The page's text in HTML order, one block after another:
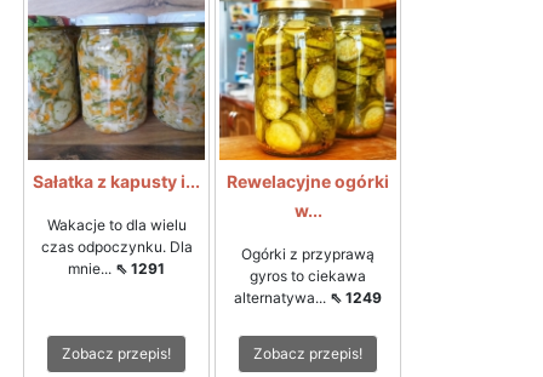
Sałatka z kapusty i...
Wakacje to dla wielu
czas odpoczynku. Dla
mnie... ⇖ 1291
Zobacz przepis!
Rewelacyjne ogórki
w...
Ogórki z przyprawą
gyros to ciekawa
alternatywa... ⇖ 1249
Zobacz przepis!